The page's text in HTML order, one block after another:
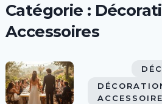
Catégorie :
Accessoires